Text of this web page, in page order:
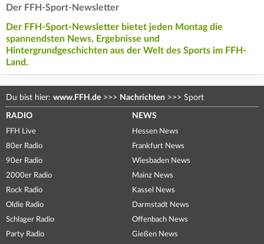
Der FFH-Sport-Newsletter
Der FFH-Sport-Newsletter bietet jeden Montag die
spannendsten News, Ergebnisse und
Hintergrundgeschichten aus der Welt des Sports im FFH-
Land.
Du bist hier: www.FFH.de >>> Nachrichten >>> Sport
RADIO
FFH Live
80er Radio
90er Radio
2000er Radio
Rock Radio
Oldie Radio
Schlager Radio
Party Radio
NEWS
Hessen News
Frankfurt News
Wiesbaden News
Mainz News
Kassel News
Darmstadt News
Offenbach News
Gießen News